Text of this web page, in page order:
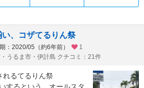
、コザてるりん祭
：2020/05（約6年前）
1
うるま市・伊計島 クチコミ：21件
れるてるりん祭